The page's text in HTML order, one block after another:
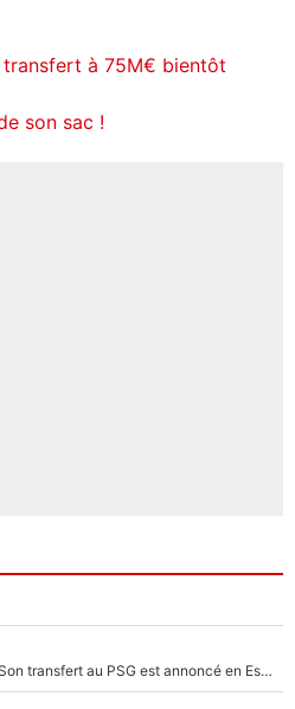
transfert à 75M€ bientôt
son sac !
Ferran Torres a pris sa décision : Son transfert au PSG est annoncé en Espagne !